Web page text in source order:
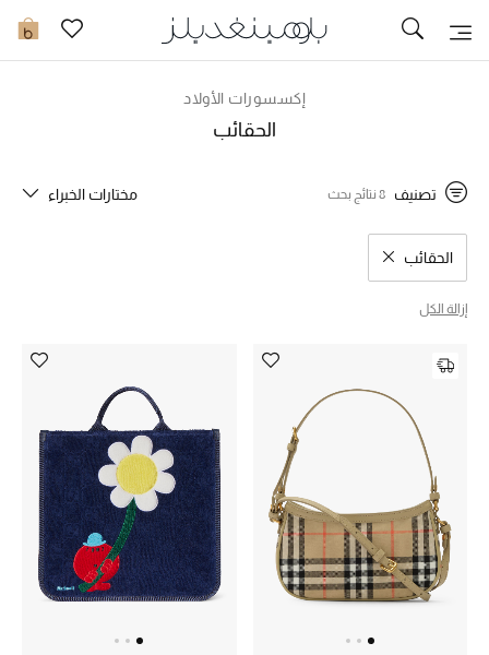
0 تخفيضات
مزيد من التخفيضات
النساء
الرجال
الجمال
مستلزمات المنزل
خصم حتى 70%
تسوقوا الآن
إكسسورات الأولاد
الحقائب
تصنيف 8 نتائج بحث مختارات الخبراء
الحقائب
مسح نتائج البحث النوع المحدد
إزالة الكل